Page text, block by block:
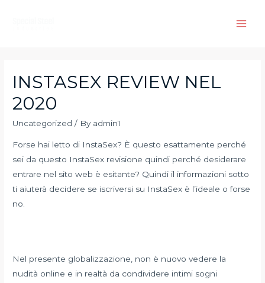
INSTASEX REVIEW NEL
2020
Uncategorized / By admin1
Forse hai letto di InstaSex? È questo esattamente perché
sei da questo InstaSex revisione quindi perché desiderare
entrare nel sito web è esitante? Quindi il informazioni sotto
ti aiuterà decidere se iscriversi su InstaSex è l’ideale o forse
no.
Nel presente globalizzazione, non è nuovo vedere la
nudità online e in realtà da condividere intimi sogni